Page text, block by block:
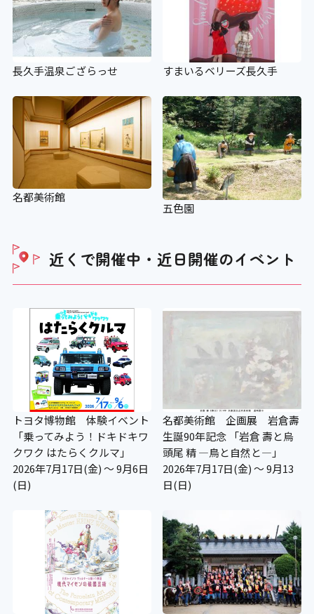
長久手温泉ござらっせ すまいるベリーズ長久手
名都美術館
五色園
近くで開催中・近日開催のイベント
トヨタ博物館 体験イベント
「乗ってみよう！ドキドキワ
クワク はたらくクルマ」
2026年7月17日(金) ～ 9月6日
(日)
名都美術館 企画展 岩倉壽
生誕90年記念 「岩倉 壽と烏
頭尾 精 ―鳥と自然と—」
2026年7月17日(金) ～ 9月13
日(日)